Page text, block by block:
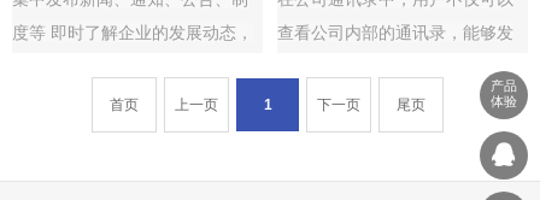
度等 即时了解企业的发展动态，
审核后自动发布支持图文和视频
混排，支持信息置顶
查看公司内部的通讯录，能够发
手机端同步显示，通过手机版OA
进行号码的查询和拨打。随时提
供企业通讯录信息，全面提高了
首页 上一页 1 下一页 尾页
产品
体验